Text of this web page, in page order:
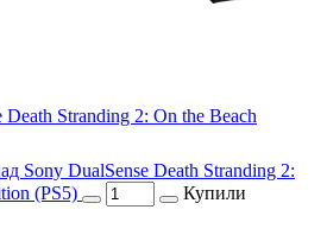
Stranding 2: On the Beach
Sony DualSense Death Stranding 2:
(PS5)
Купили